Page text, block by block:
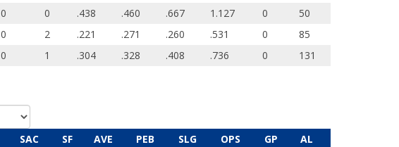
0 0 .438 .460 .667 1.127 0
50
0 2 .221 .271 .260 .531 0
85
0 1 .304 .328 .408 .736 0 131
SAC SF AVE PEB SLG OPS GP
AL